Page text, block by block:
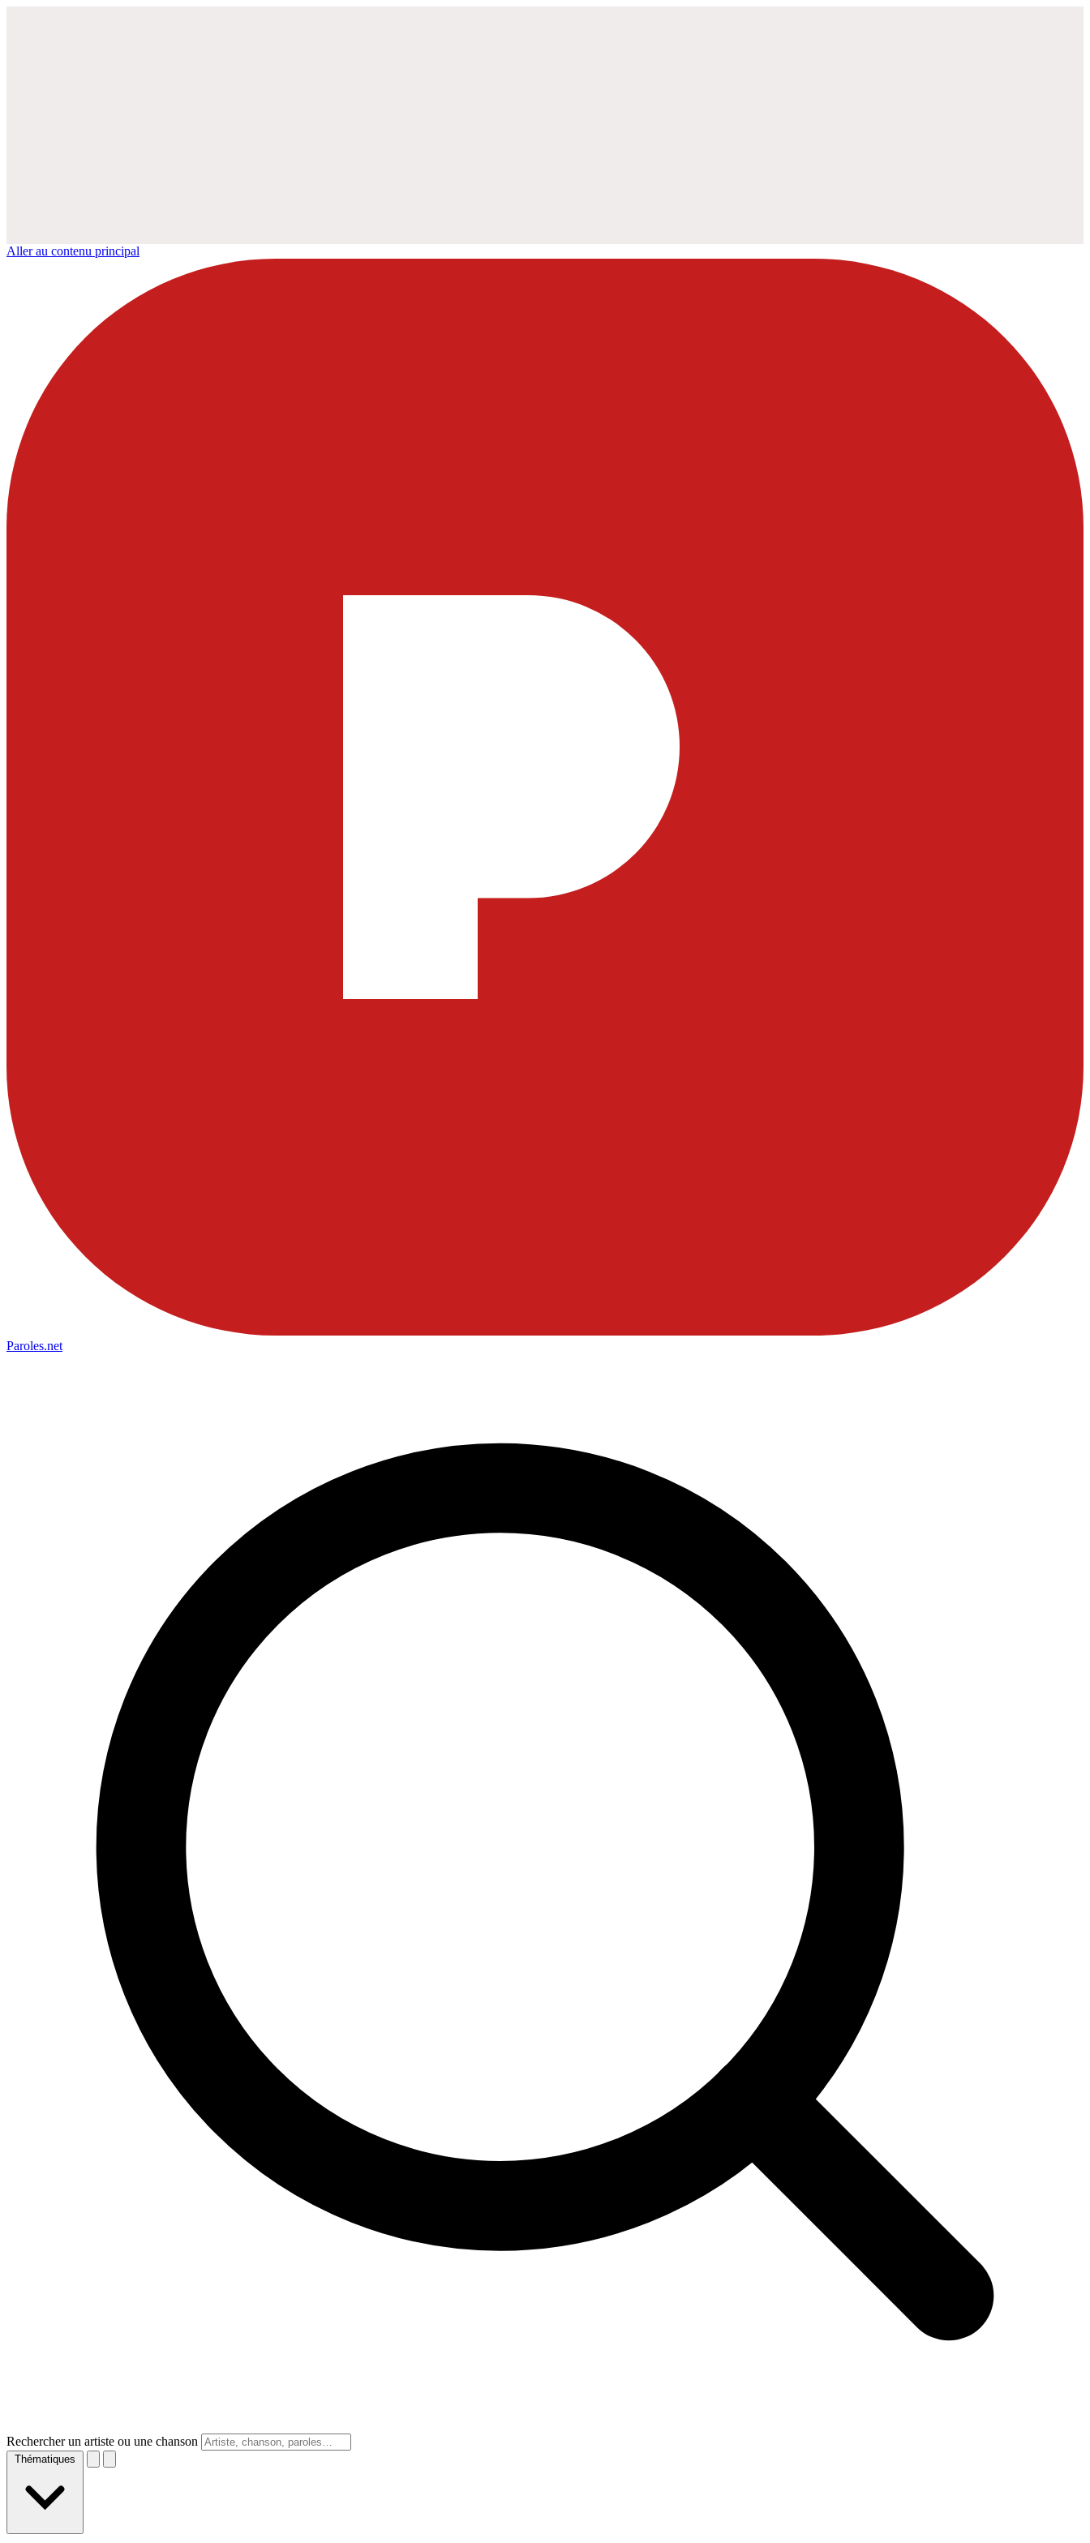
Aller au contenu principal
Paroles.net
Rechercher un artiste ou une chanson
Thématiques